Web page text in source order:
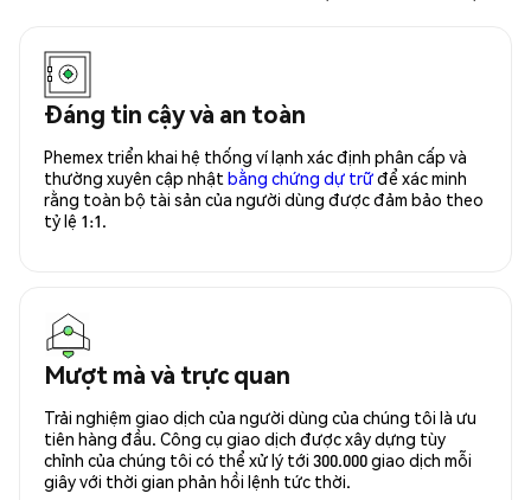
Đáng tin cậy và an toàn
Phemex triển khai hệ thống ví lạnh xác định phân cấp và
thường xuyên cập nhật bằng chứng dự trữđể xác minh
rằng toàn bộ tài sản của người dùng được đảm bảo theo
tỷ lệ 1:1.
Mượt mà và trực quan
Trải nghiệm giao dịch của người dùng của chúng tôi là ưu
tiên hàng đầu. Công cụ giao dịch được xây dựng tùy
chỉnh của chúng tôi có thể xử lý tới 300.000 giao dịch mỗi
giây với thời gian phản hồi lệnh tức thời.